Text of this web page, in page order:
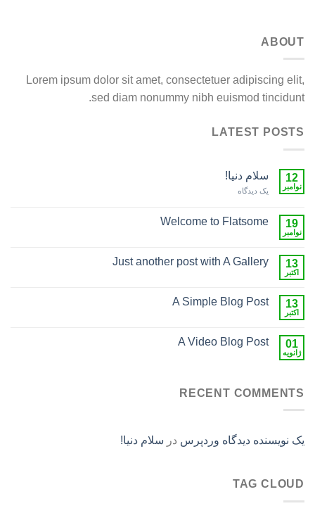
ABOUT
Lorem ipsum dolor sit amet, consectetuer adipiscing elit,
sed diam nonummy nibh euismod tincidunt.
LATEST POSTS
12
نوامبر
سلام دنیا!
یک دیدگاه
19
نوامبر
Welcome to Flatsome
13
اکتبر
Just another post with A Gallery
13
اکتبر
A Simple Blog Post
01
ژانویه
A Video Blog Post
RECENT COMMENTS
یک نویسنده دیدگاه وردپرس در سلام دنیا!
TAG CLOUD